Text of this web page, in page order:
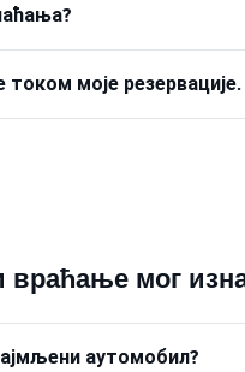
моје
мог
аутомобил?